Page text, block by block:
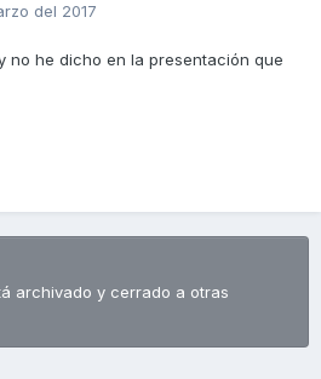
del 2017
no he dicho en la presentación que
archivado y cerrado a otras